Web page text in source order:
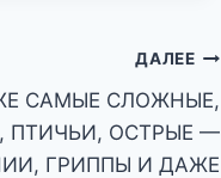
ДАЛЕЕ
САМЫЕ СЛОЖНЫЕ,
ПТИЧЬИ, ОСТРЫЕ —
ГРИППЫ И ДАЖЕ